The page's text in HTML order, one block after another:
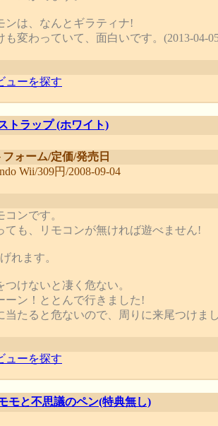
ンは、なんとギラティナ!
も変わっていて、面白いです。(2013-04-
ューを探す
トラップ (ホワイト)
ォーム/定価/発売日
Wii/309円/2008-09-04
ンです。
ても、リモコンが無ければ遊べません!
れます。
つけないと凄く危ない。
ーン！ととんで行きました!
当たると危ないので、周りに来尾つけま
ューを探す
モと不思議のペン(特典無し)